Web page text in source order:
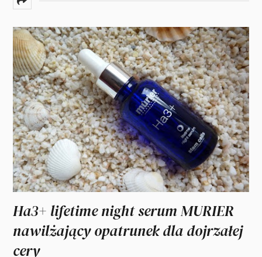
Ha3+ lifetime night serum MURIER
nawilżający opatrunek dla dojrzałej
cery